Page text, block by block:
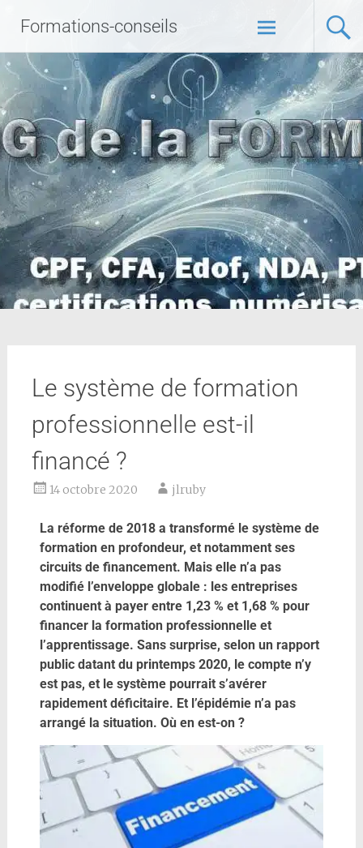
Formations-conseils
Le système de formation
professionnelle est-il
financé ?
14 octobre 2020 jlruby
La réforme de 2018 a transformé le système de
formation en profondeur, et notamment ses
circuits de financement. Mais elle n’a pas
modifié l’enveloppe globale : les entreprises
continuent à payer entre 1,23 % et 1,68 % pour
financer la formation professionnelle et
l’apprentissage. Sans surprise, selon un rapport
public datant du printemps 2020, le compte n’y
est pas, et le système pourrait s’avérer
rapidement déficitaire. Et l’épidémie n’a pas
arrangé la situation. Où en est-on ?